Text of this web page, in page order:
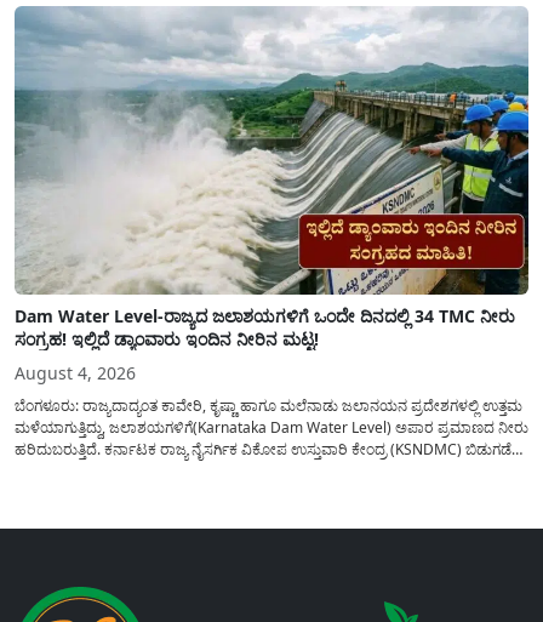
Dam Water Level-ರಾಜ್ಯದ ಜಲಾಶಯಗಳಿಗೆ ಒಂದೇ ದಿನದಲ್ಲಿ 34 TMC ನೀರು
ಸಂಗ್ರಹ! ಇಲ್ಲಿದೆ ಡ್ಯಾಂವಾರು ಇಂದಿನ ನೀರಿನ ಮಟ್ಟ!
August 4, 2026
ಬೆಂಗಳೂರು: ರಾಜ್ಯದಾದ್ಯಂತ ಕಾವೇರಿ, ಕೃಷ್ಣಾ ಹಾಗೂ ಮಲೆನಾಡು ಜಲಾನಯನ ಪ್ರದೇಶಗಳಲ್ಲಿ ಉತ್ತಮ
ಮಳೆಯಾಗುತ್ತಿದ್ದು, ಜಲಾಶಯಗಳಿಗೆ(Karnataka Dam Water Level) ಅಪಾರ ಪ್ರಮಾಣದ ನೀರು
ಹರಿದುಬರುತ್ತಿದೆ. ಕರ್ನಾಟಕ ರಾಜ್ಯ ನೈಸರ್ಗಿಕ ವಿಕೋಪ ಉಸ್ತುವಾರಿ ಕೇಂದ್ರ (KSNDMC) ಬಿಡುಗಡೆ